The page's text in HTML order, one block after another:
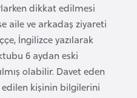
dikkat edilmesi
aile ve arkadaş ziyareti
İngilizce yazılarak
6 aydan eski
olabilir. Davet eden
kişinin bilgilerini